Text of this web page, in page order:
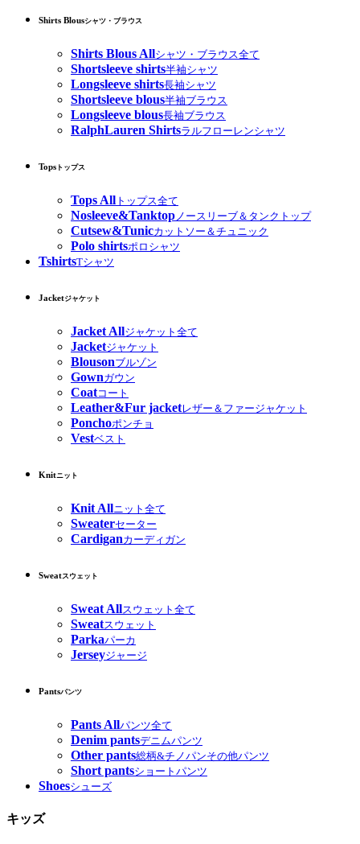
Shirts Blousシャツ・ブラウス
Shirts Blous Allシャツ・ブラウス全て
Shortsleeve shirts半袖シャツ
Longsleeve shirts長袖シャツ
Shortsleeve blous半袖ブラウス
Longsleeve blous長袖ブラウス
RalphLauren Shirtsラルフローレンシャツ
Tops トップス
Tops All トップス全て
Nosleeve&Tanktop ノースリーブ＆タンクトップ
Cutsew&Tunicカットソー＆チュニック
Polo shirtsポロシャツ
TshirtsTシャツ
Jacketジャケット
Jacket Allジャケット全て
Jacketジャケット
Blousonブルゾン
Gownガウン
Coatコート
Leather&Fur jacketレザー＆ファージャケット
Ponchoポンチョ
Vestベスト
Knitニット
Knit Allニット全て
Sweaterセーター
Cardiganカーディガン
Sweatスウェット
Sweat Allスウェット全て
Sweatスウェット
Parkaパーカ
Jerseyジャージ
Pantsパンツ
Pants Allパンツ全て
Denim pantsデニムパンツ
Other pants総柄&チノパンその他パンツ
Short pantsショートパンツ
Shoesシューズ
キッズ